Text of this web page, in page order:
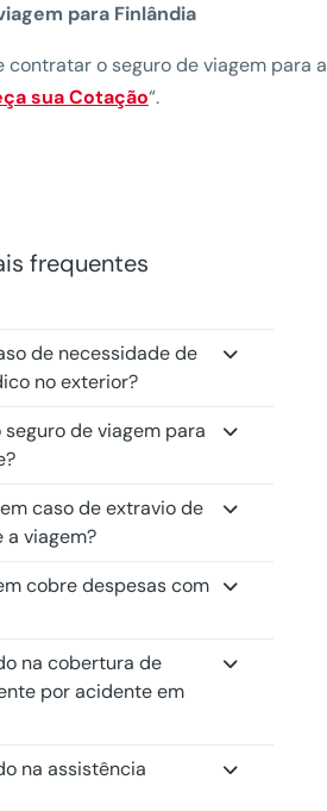
para Finlândia
contratar o seguro de viagem para a
sua Cotação“.
frequentes
de necessidade de
no exterior?
de viagem para
caso de extravio de
a viagem?
cobre despesas com
na cobertura de
por acidente em
na assistência